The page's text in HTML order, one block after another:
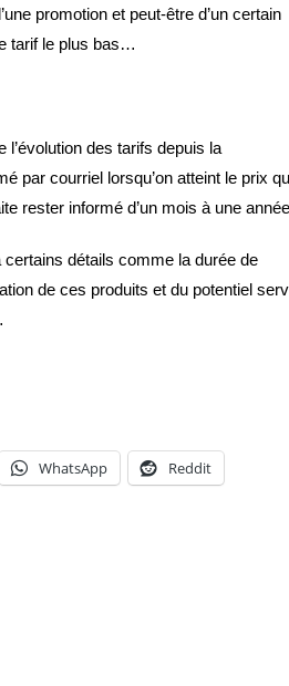
promotion et peut-être d’un certain
tarif le plus bas…
l’évolution des tarifs depuis la
par courriel lorsqu’on atteint le prix
rester informé d’un mois à une
détails comme la durée de
de ces produits et du potentiel
WhatsApp Reddit